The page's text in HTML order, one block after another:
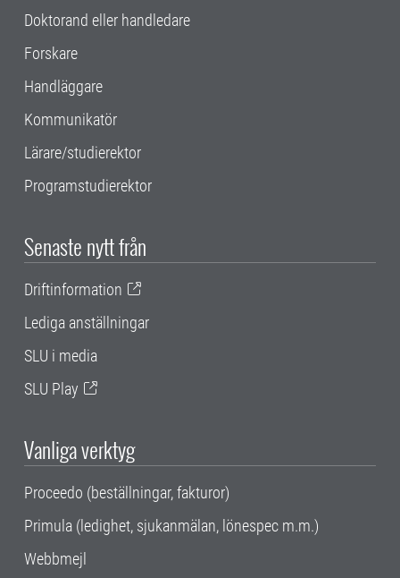
Doktorand eller handledare
Forskare
Handläggare
Kommunikatör
Lärare/studierektor
Programstudierektor
Senaste nytt från
Driftinformation
Lediga anställningar
SLU i media
SLU Play
Vanliga verktyg
Proceedo (beställningar, fakturor)
Primula (ledighet, sjukanmälan, lönespec m.m.)
Webbmejl